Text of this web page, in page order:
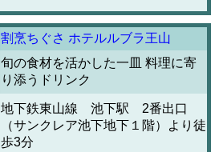
割烹ちぐさ ホテルルブラ王山
旬の食材を活かした一皿 料理に寄
り添うドリンク
地下鉄東山線 池下駅 2番出口
（サンクレア池下地下１階）より徒
歩3分